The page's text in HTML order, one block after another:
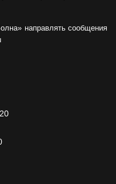
направлять сообщения